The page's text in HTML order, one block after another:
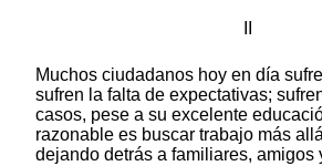
Muchos ciudadanos hoy en día
sufren la falta de expectativas;
casos, pese a su excelente
razonable es buscar trabajo más
dejando detrás a familiares, amigos